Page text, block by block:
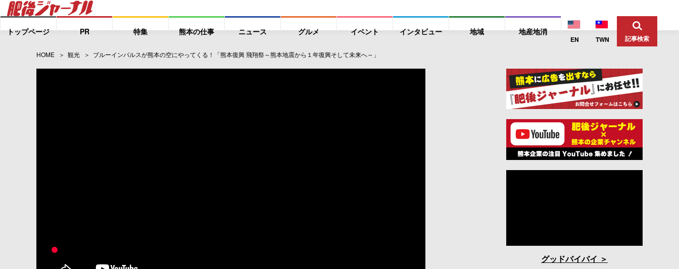
トップページ PR 特集 熊本の仕事 ニュース グルメ イベント インタビュー 地域 地産地消
EN TWN 記事検索
HOME 観光 ブルーインパルスが熊本の空にやってくる！「熊本復興 飛翔祭～熊本地震から１年復興そして未来へ～」
グッドバイバイ